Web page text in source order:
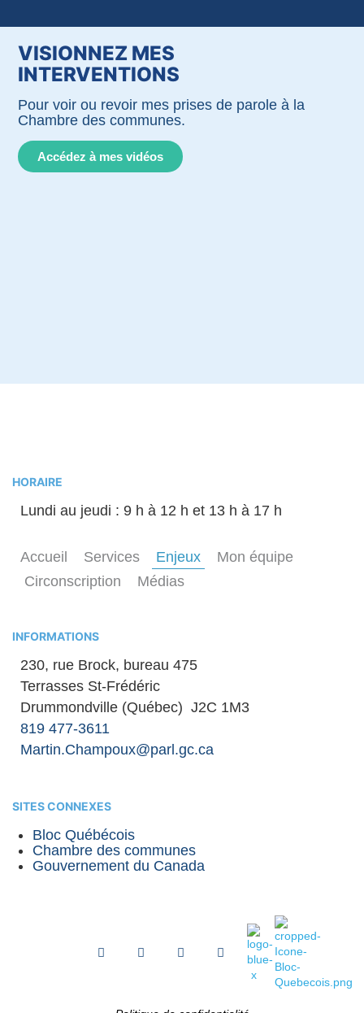
VISIONNEZ MES
INTERVENTIONS
Pour voir ou revoir mes prises de parole à la
Chambre des communes.
Accédez à mes vidéos
SITES CONNEXES
Bloc Québécois
Chambre des communes
Gouvernement du Canada
INFORMATIONS
230, rue Brock, bureau 475
Terrasses St-Frédéric
Drummondville (Québec) J2C 1M3
819 477-3611
Martin.Champoux@parl.gc.ca
HORAIRE
Lundi au jeudi : 9 h à 12 h et 13 h à 17 h
Accueil Services Enjeux
Mon équipe
Circonscription
Médias